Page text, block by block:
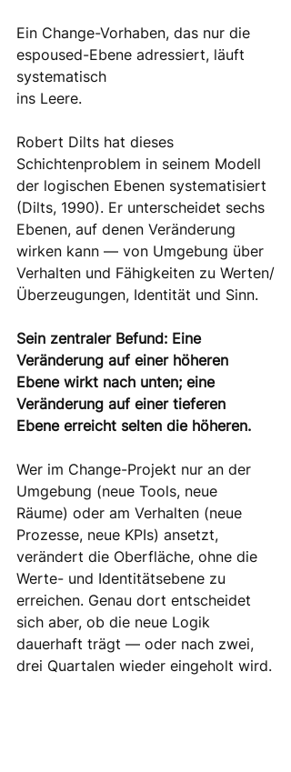
Ein Change-Vorhaben, das nur die
espoused-Ebene adressiert, läuft
systematisch
ins Leere.
Robert Dilts hat dieses
Schichtenproblem in seinem Modell
der logischen Ebenen systematisiert
(Dilts, 1990). Er unterscheidet sechs
Ebenen, auf denen Veränderung
wirken kann — von Umgebung über
Verhalten und Fähigkeiten zu Werten/
Überzeugungen, Identität und Sinn.
Sein zentraler Befund: Eine
Veränderung auf einer höheren
Ebene wirkt nach unten; eine
Veränderung auf einer tieferen
Ebene erreicht selten die höheren.
Wer im Change-Projekt nur an der
Umgebung (neue Tools, neue
Räume) oder am Verhalten (neue
Prozesse, neue KPIs) ansetzt,
verändert die Oberfläche, ohne die
Werte- und Identitätsebene zu
erreichen. Genau dort entscheidet
sich aber, ob die neue Logik
dauerhaft trägt — oder nach zwei,
drei Quartalen wieder eingeholt wird.